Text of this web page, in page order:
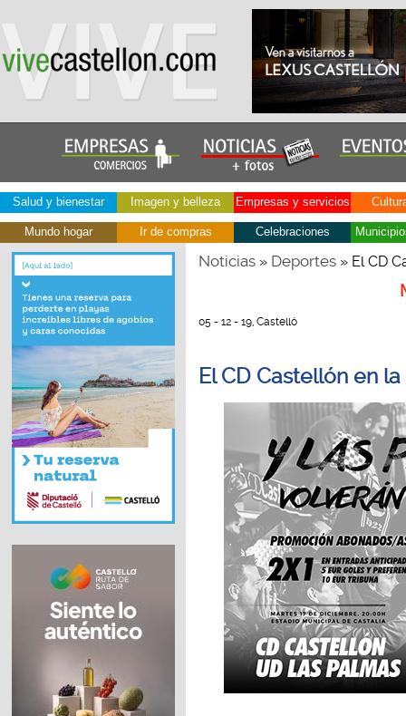
Salud y bienestar Imagen y belleza Empresas y servicios
Mundo hogar Ir de compras Celebraciones
Noticias» Deportes» El CD
05 - 12 - 19, Castelló
El CD Castellón en